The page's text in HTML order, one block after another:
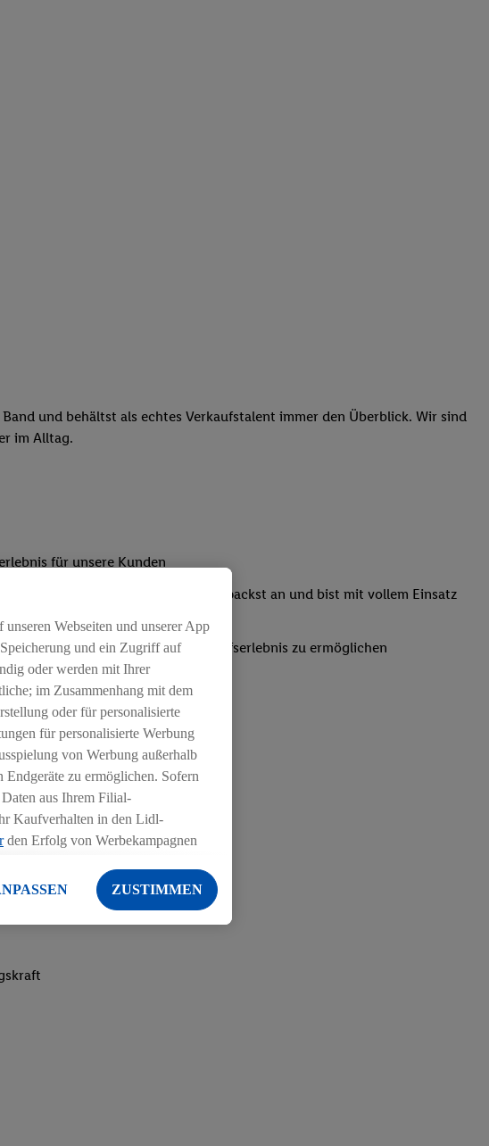
und behältst als echtes Verkaufstalent immer den Überblick. Wir sind
im Alltag.
für unsere Kunden
modernen Kassensystemen: Du packst an und bist mit vollem Einsatz
um ein positives Einkaufserlebnis zu ermöglichen
Webseiten und unserer App
und ein Zugriff auf
oder werden mit Ihrer
im Zusammenhang mit dem
oder für personalisierte
für personalisierte Werbung
von Werbung außerhalb
zu ermöglichen. Sofern
aus Ihrem Filial-
Kaufverhalten in den Lidl-
den Erfolg von Werbekampagnen
Daten von anderen Diensten
Ihre Nutzung der Lidl-Dienste,
- z.B. Alter oder Geschlecht -
hinweg einschließlich dem
Erstellung von Zielgruppen
wie die sogleich
Diensten zu erkennen und
ZUSTIMMEN